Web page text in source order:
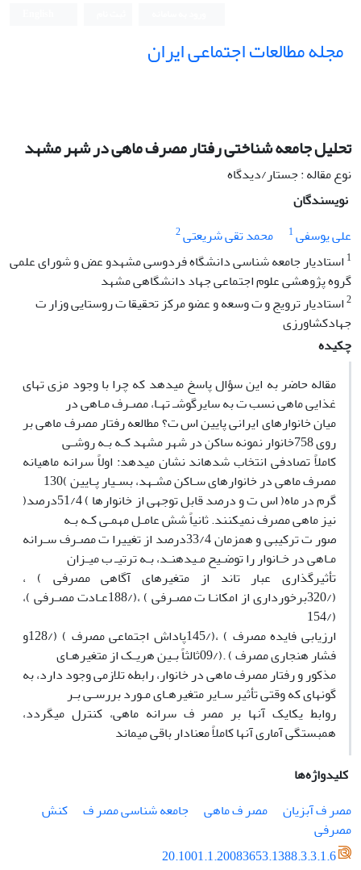
مجله مطالعات اجتماعی ایران
تحلیل جامعه شناختی رفتار مصرف ماهی در شهر مشهد
نوع مقاله : جستار/دیدگاه
نویسندگان
علی یوسفی1 محمد تقی شریعتی2
1 استادیار جامعه شناسی دانشگاه فردوسی مشهدو عض و شورای علمی
گروه پژوهشی علوم اجتماعی جهاد دانشگاهی مشهد
2استادیار ترویج و ت وسعه و عضو مرکز تحقیقا ت روستایی وزار ت
جهادکشاورزی
چکیده
مقاله حاضر به این سؤال پاسخ میدهد که چرا با وجود مزی تهای
غذایی ماهی نسب ت به سایرگوشـ تهـا، مصـرف مـاهی در
میان خانوارهای ایرانی پایین اس ت؟ مطالعه رفتار مصرف ماهی بر
روی 758خانوار نمونه ساکن در شهر مشهد کـه بـه روشـی
کاملاً تصادفی انتخاب شدهاند نشان میدهد: اولاً سرانه ماهیانه
مصرف ماهی در خانوارهای سـاکن مشـهد، بسـیار پـایین )130
گرم در ماه( اس ت و درصد قابل توجهی از خانوارها ) 51/4درصد(
نیز ماهی مصرف نمیکنند. ثانیاً شش عامـل مهمـی کـه بـه
صور ت ترکیبی و همزمان 33/4درصد از تغییرا ت مصـرف سـرانه
مـاهی در خـانوار را توضـیح مـیدهنـد، بـه ترتیـ ب میـزان
تأثیرگذاری عبار تاند از متغیرهای آگاهی مصرفی ) ،
(/320برخورداری از امکانـا ت مصـرفی ) ،(/188عـادت مصـرفی )،
(/154
ارزیابی فایده مصرف ) ،(/145پاداش اجتماعی مصرف ) (/128و
فشار هنجاری مصرف ) .(/09ثالثاً بـین هریـک از متغیرهـای
مذکور و رفتار مصرف ماهی در خانوار، رابطه تلازمی وجود دارد، به
گونهای که وقتی تأثیر سـایر متغیرهـای مـورد بررسـی بـر
روابط یکایک آنها بر مصر ف سرانه ماهی، کنترل میگردد،
همبستگی آماری آنها کاملاً معنادار باقی میماند
کلیدواژه‌ها
مصر ف آبزیان
مصر ف ماهی جامعه شناسی مصر ف
کنش
مصرفی
20.1001.1.20083653.1388.3.3.1.6